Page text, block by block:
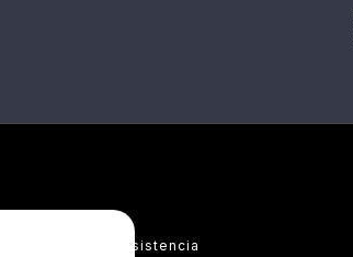
Asistencia